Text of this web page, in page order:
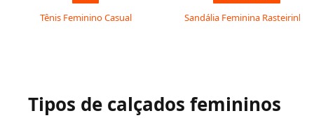
Tênis Feminino Casual Sandália Feminina Rasteirinha
Tipos de calçados femininos